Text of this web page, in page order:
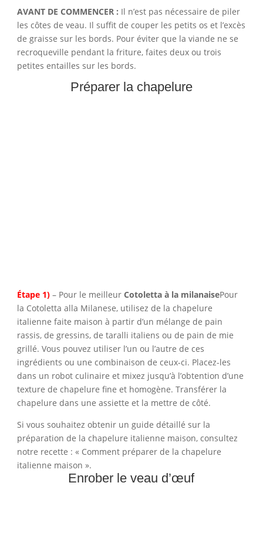
AVANT DE COMMENCER : Il n’est pas nécessaire de piler
les côtes de veau. Il suffit de couper les petits os et l’excès
de graisse sur les bords. Pour éviter que la viande ne se
recroqueville pendant la friture, faites deux ou trois
petites entailles sur les bords.
Préparer la chapelure
Étape 1) – Pour le meilleur Cotoletta à la milanaisePour
la Cotoletta alla Milanese, utilisez de la chapelure
italienne faite maison à partir d’un mélange de pain
rassis, de gressins, de taralli italiens ou de pain de mie
grillé. Vous pouvez utiliser l’un ou l’autre de ces
ingrédients ou une combinaison de ceux-ci. Placez-les
dans un robot culinaire et mixez jusqu’à l’obtention d’une
texture de chapelure fine et homogène. Transférer la
chapelure dans une assiette et la mettre de côté.
Si vous souhaitez obtenir un guide détaillé sur la
préparation de la chapelure italienne maison, consultez
notre recette : « Comment préparer de la chapelure
italienne maison ».
Enrober le veau d’œuf